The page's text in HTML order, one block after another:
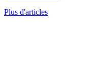
Plus d'articles